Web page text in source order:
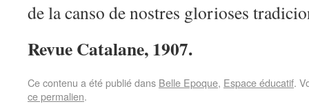
de la canso de nostres glorioses
Revue Catalane, 1907.
Ce contenu a été publié dans Belle Epoque, Espace éducatif.
ce permalien.